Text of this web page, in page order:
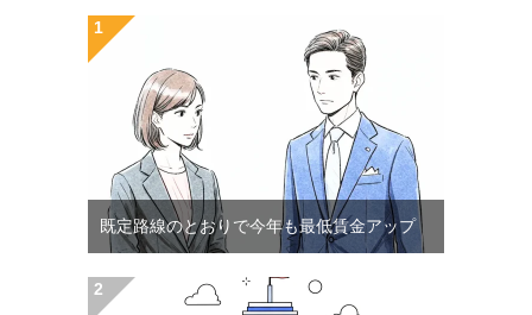
既定路線のとおりで今年も最低賃金アップ